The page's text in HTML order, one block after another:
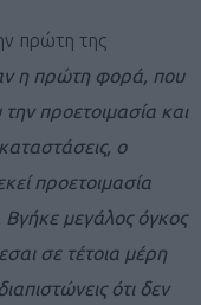
πρώτη της
η πρώτη φορά, που
προετοιμασία και
ο
προετοιμασία
Βγήκε μεγάλος όγκος
σε τέτοια μέρη
ότι δεν